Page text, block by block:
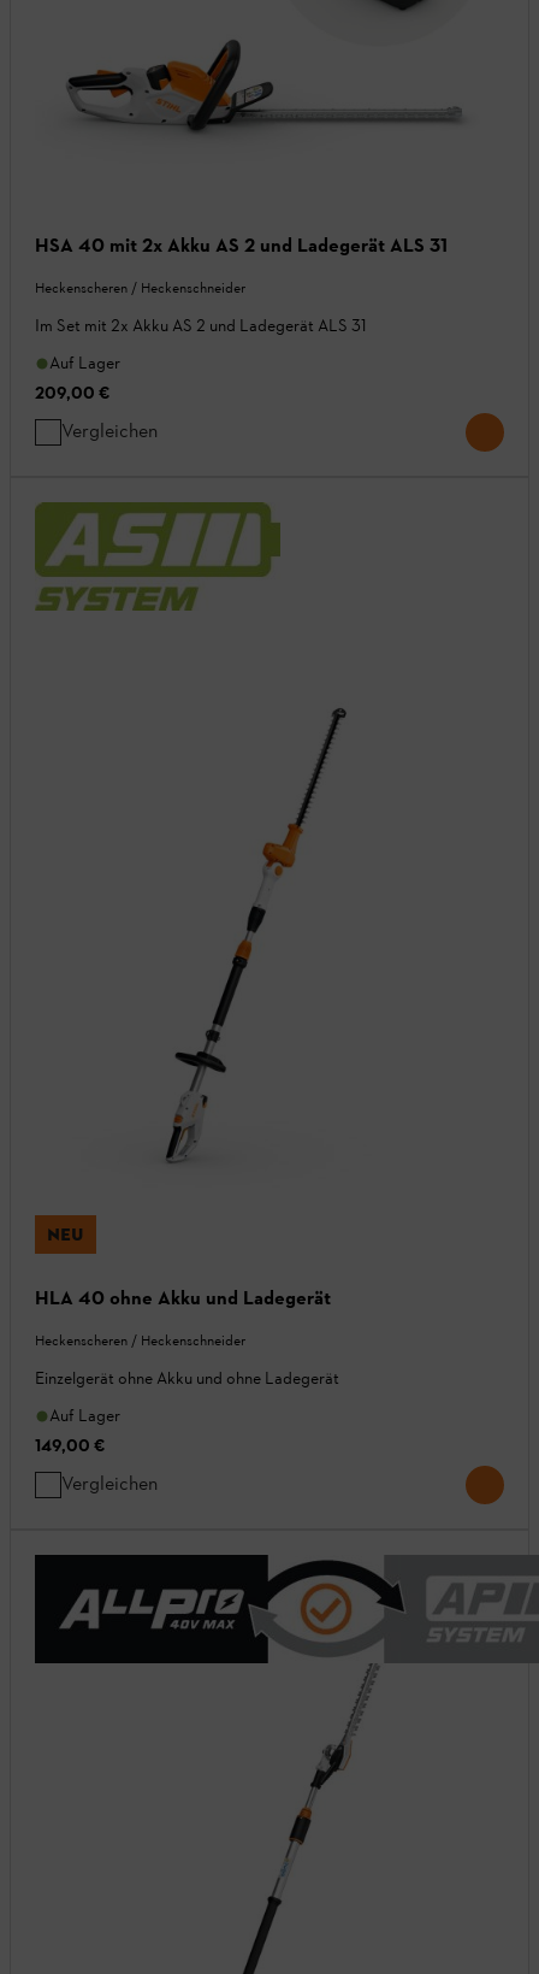
HSA 40 mit 2x Akku AS 2 und Ladegerät ALS 31
Heckenscheren / Heckenschneider
Im Set mit 2x Akku AS 2 und Ladegerät ALS 31
Auf Lager
209,00 €
Vergleichen
NEU
HLA 40 ohne Akku und Ladegerät
Heckenscheren / Heckenschneider
Einzelgerät ohne Akku und ohne Ladegerät
Auf Lager
149,00 €
Vergleichen